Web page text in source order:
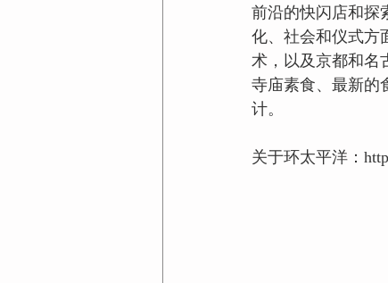
前沿的快闪店和探
化、社会和仪式方
术，以及京都和名
寺庙素食、最新的
计。
关于环太平洋：